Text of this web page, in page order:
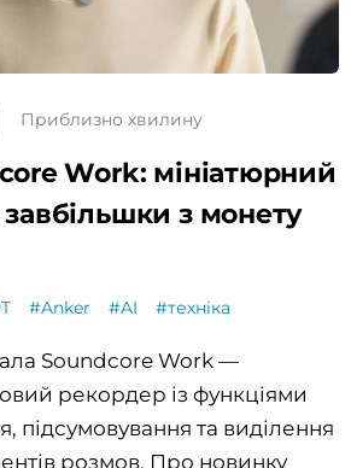
Приблизно хвилину
Work: мініатюрний
з монету
#Anker #AI #техніка
Soundcore Work —
рекордер із функціями
підсумовування та виділення
розмов. Про новинку